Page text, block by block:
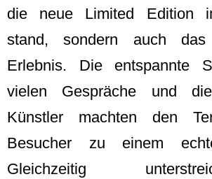
die neue Limited Edition
stand, sondern auch das
Erlebnis. Die entspannte
vielen Gespräche und
Künstler machten den
Besucher zu einem
Gleichzeitig